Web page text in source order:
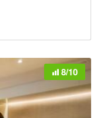
8/10